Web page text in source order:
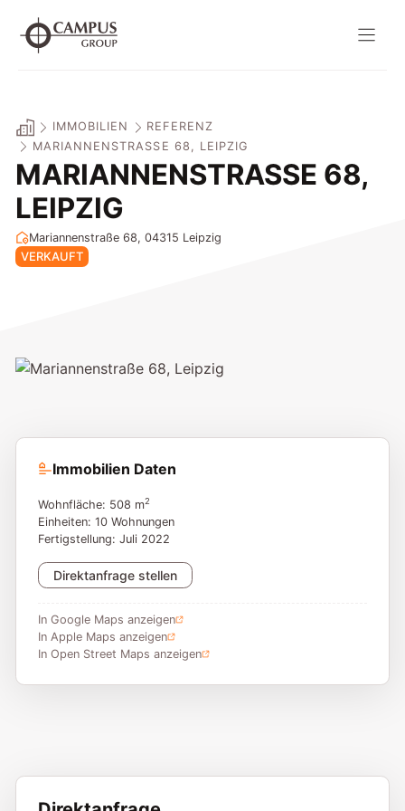
Inhalt
springen
IMMOBILIEN
REFERENZ
MARIANNENSTRASSE 68, LEIPZIG
MARIANNENSTRASSE 68, L
EIPZIG
Mariannenstraße 68, 04315 Leipzig
VERKAUFT
Immobilien Daten
Wohnfläche: 508 m2
Einheiten: 10 Wohnungen
Fertigstellung: Juli 2022
Direktanfrage stellen
In Google Maps anzeigen
In Apple Maps anzeigen
In Open Street Maps anzeigen